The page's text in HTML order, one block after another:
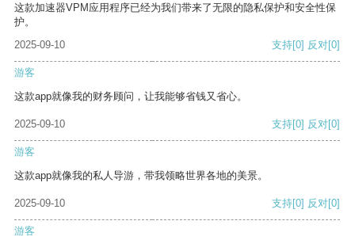
这款加速器VPM应用程序已经为我们带来了无限的隐私保护和安全性保
护。
2025-09-10
支持[0] 反对[0]
游客
这款app就像我的财务顾问，让我能够省钱又省心。
2025-09-10 支持[0] 反对[0]
游客
这款app就像我的私人导游，带我领略世界各地的美景。
2025-09-10 支持[0] 反对[0]
游客